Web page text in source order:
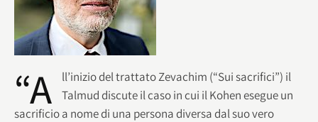
“A
ll’inizio del trattato Zevachim (“Sui sacrifici”) il
Talmud discute il caso in cui il Kohen esegue un
sacrificio a nome di una persona diversa dal suo vero